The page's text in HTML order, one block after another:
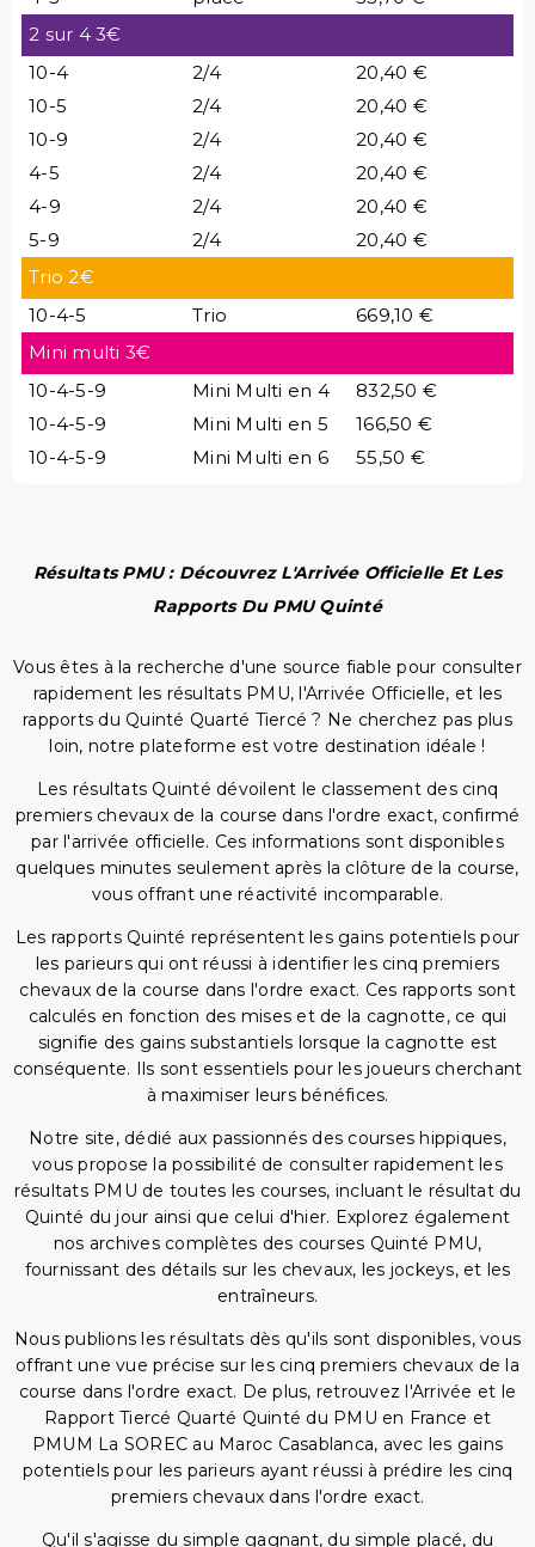
2 sur 4 3€
10-4
2/4
20,40 €
10-5
2/4
20,40 €
10-9
2/4
20,40 €
4-5
2/4
20,40 €
4-9
2/4
20,40 €
5-9
2/4
20,40 €
Trio 2€
10-4-5
Trio
669,10 €
Mini multi 3€
10-4-5-9
Mini Multi en 4
832,50 €
10-4-5-9
Mini Multi en 5
166,50 €
10-4-5-9
Mini Multi en 6 55,50 €
Résultats PMU : Découvrez L'Arrivée Officielle Et Les
Rapports Du PMU Quinté
Vous êtes à la recherche d'une source fiable pour consulter
rapidement les résultats PMU, l'Arrivée Officielle, et les
rapports du Quinté Quarté Tiercé ? Ne cherchez pas plus
loin, notre plateforme est votre destination idéale !
Les résultats Quinté dévoilent le classement des cinq
premiers chevaux de la course dans l'ordre exact, confirmé
par l'arrivée officielle. Ces informations sont disponibles
quelques minutes seulement après la clôture de la course,
vous offrant une réactivité incomparable.
Les rapports Quinté représentent les gains potentiels pour
les parieurs qui ont réussi à identifier les cinq premiers
chevaux de la course dans l'ordre exact. Ces rapports sont
calculés en fonction des mises et de la cagnotte, ce qui
signifie des gains substantiels lorsque la cagnotte est
conséquente. Ils sont essentiels pour les joueurs cherchant
à maximiser leurs bénéfices.
Notre site, dédié aux passionnés des courses hippiques,
vous propose la possibilité de consulter rapidement les
résultats PMU de toutes les courses, incluant le résultat du
Quinté du jour ainsi que celui d'hier. Explorez également
nos archives complètes des courses Quinté PMU,
fournissant des détails sur les chevaux, les jockeys, et les
entraîneurs.
Nous publions les résultats dès qu'ils sont disponibles, vous
offrant une vue précise sur les cinq premiers chevaux de la
course dans l'ordre exact. De plus, retrouvez l'Arrivée et le
Rapport Tiercé Quarté Quinté du PMU en France et
PMUM La SOREC au Maroc Casablanca, avec les gains
potentiels pour les parieurs ayant réussi à prédire les cinq
premiers chevaux dans l'ordre exact.
Qu'il s'agisse du simple gagnant, du simple placé, du